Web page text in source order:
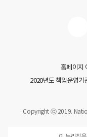
홈페이지
2020년도 책임운영기
Copyright ⓒ 2019.